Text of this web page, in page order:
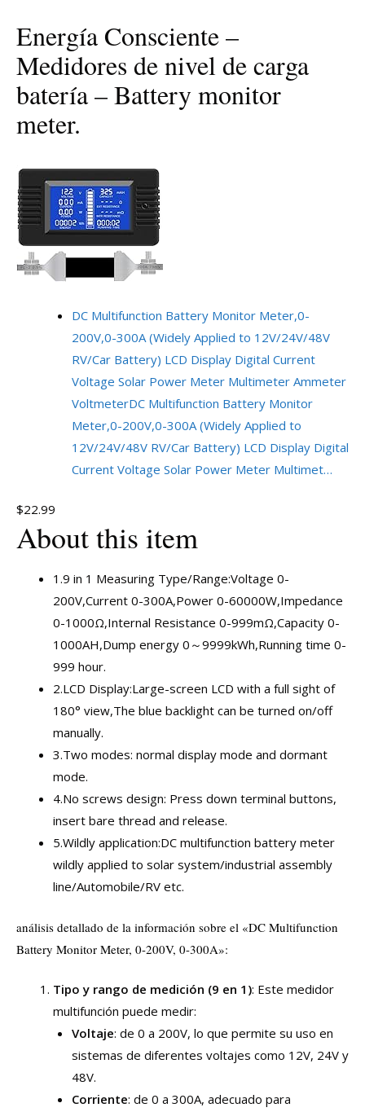
Energía Consciente –
Medidores de nivel de carga
batería – Battery monitor
meter.
DC Multifunction Battery Monitor Meter,0-
200V,0-300A (Widely Applied to 12V/24V/48V
RV/Car Battery) LCD Display Digital Current
Voltage Solar Power Meter Multimeter Ammeter
VoltmeterDC Multifunction Battery Monitor
Meter,0-200V,0-300A (Widely Applied to
12V/24V/48V RV/Car Battery) LCD Display Digital
Current Voltage Solar Power Meter Multimet…
$22.99
About this item
1.9 in 1 Measuring Type/Range:Voltage 0-
200V,Current 0-300A,Power 0-60000W,Impedance
0-1000Ω,Internal Resistance 0-999mΩ,Capacity 0-
1000AH,Dump energy 0～9999kWh,Running time 0-
999 hour.
2.LCD Display:Large-screen LCD with a full sight of
180° view,The blue backlight can be turned on/off
manually.
3.Two modes: normal display mode and dormant
mode.
4.No screws design: Press down terminal buttons,
insert bare thread and release.
5.Wildly application:DC multifunction battery meter
wildly applied to solar system/industrial assembly
line/Automobile/RV etc.
análisis detallado de la información sobre el «DC Multifunction
Battery Monitor Meter, 0-200V, 0-300A»:
Tipo y rango de medición (9 en 1): Este medidor
multifunción puede medir:
Voltaje: de 0 a 200V, lo que permite su uso en
sistemas de diferentes voltajes como 12V, 24V y
48V.
Corriente: de 0 a 300A, adecuado para